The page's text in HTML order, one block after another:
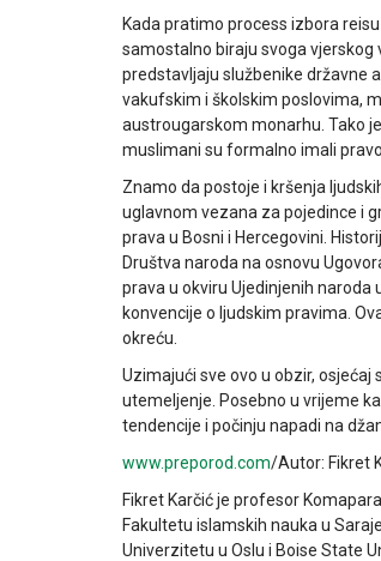
Kada pratimo process izbora
samostalno biraju svoga vjerskog
predstavljaju službenike državne
vakufskim i školskim poslovima,
austrougarskom monarhu. Tako
muslimani su formalno imali
Znamo da postoje i kršenja
uglavnom vezana za pojedince i
prava u Bosni i Hercegovini.
Društva naroda na osnovu
prava u okviru Ujedinjenih naroda
konvencije o ljudskim pravima.
okreću.
Uzimajući sve ovo u obzir,
utemeljenje. Posebno u vrijeme
tendencije i počinju napadi na
www.preporod.com/Autor: Fikret
Fikret Karčić je profesor
Fakultetu islamskih nauka u
Univerzitetu u Oslu i Boise State